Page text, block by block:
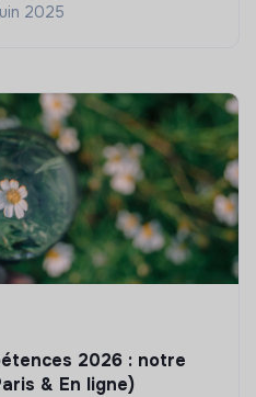
2025
2026 : notre
& En ligne)